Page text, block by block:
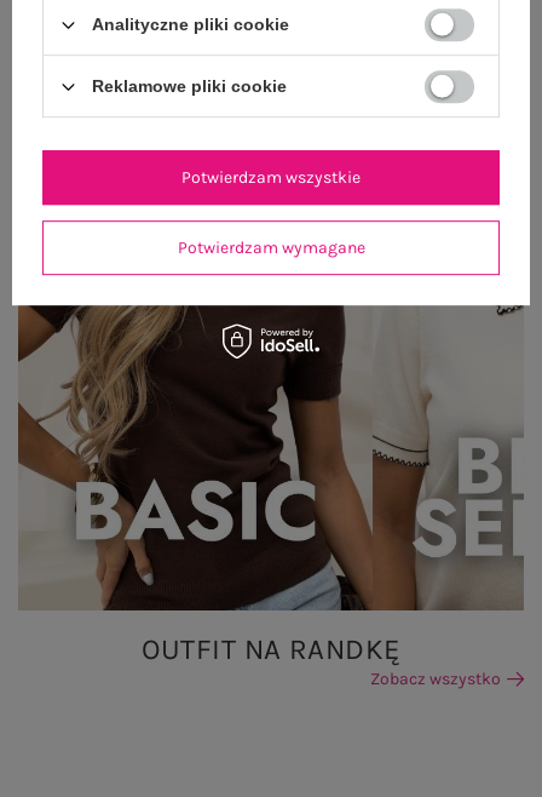
OUTFIT NA RANDKĘ
Zobacz wszystko
Analityczne pliki cookie
Reklamowe pliki cookie
Potwierdzam wymagane
Potwierdzam wszystkie